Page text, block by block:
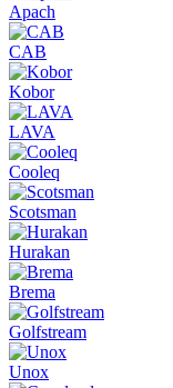
Apach
CAB
Kobor
LAVA
Cooleq
Scotsman
Hurakan
Brema
Golfstream
Unox